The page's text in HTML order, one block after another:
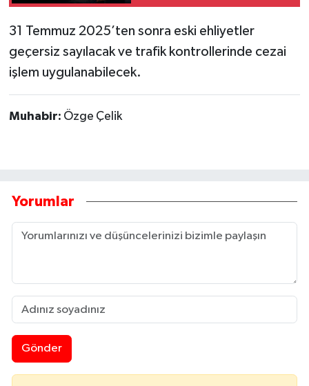
31 Temmuz 2025’ten sonra eski ehliyetler
geçersiz sayılacak ve trafik kontrollerinde cezai
işlem uygulanabilecek.
Muhabir: Özge Çelik
Yorumlar
Gönder